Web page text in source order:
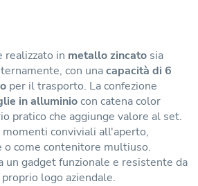
realizzato in metallo zincato sia
con unacapacità di 6
per il trasporto. La confezione
in alluminiocon catena color
pratico che aggiunge valore al set.
conviviali all'aperto,
o come contenitore multiuso.
un gadget funzionale e resistente da
logo aziendale.